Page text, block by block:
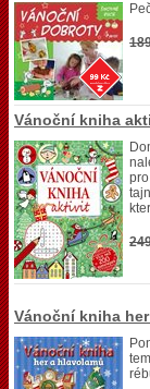
Vánoční kniha
Vánoční kniha